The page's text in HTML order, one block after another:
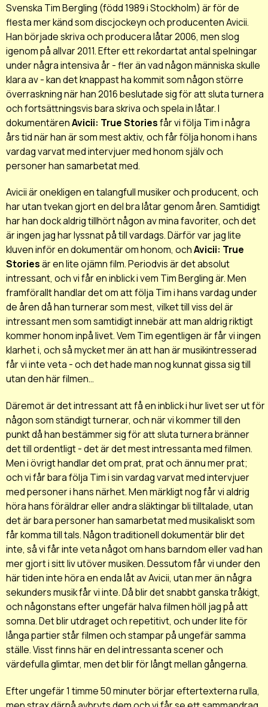
Svenska Tim Bergling (född 1989 i Stockholm) är för de
flesta mer känd som discjockeyn och producenten Avicii.
Han började skriva och producera låtar 2006, men slog
igenom på allvar 2011. Efter ett rekordartat antal spelningar
under några intensiva år - fler än vad någon människa skulle
klara av - kan det knappast ha kommit som någon större
överraskning när han 2016 beslutade sig för att sluta turnera
och fortsättningsvis bara skriva och spela in låtar. I
dokumentärenAvicii: True Storiesfår vi följa Tim i några
års tid när han är som mest aktiv, och får följa honom i hans
vardag varvat med intervjuer med honom själv och
personer han samarbetat med.
Avicii är onekligen en talangfull musiker och producent, och
har utan tvekan gjort en del bra låtar genom åren. Samtidigt
har han dock aldrig tillhört någon av mina favoriter, och det
är ingen jag har lyssnat på till vardags. Därför var jag lite
kluven inför en dokumentär om honom, ochAvicii: True
Storiesär en lite ojämn film. Periodvis är det absolut
intressant, och vi får en inblick i vem Tim Bergling är. Men
framförallt handlar det om att följa Tim i hans vardag under
de åren då han turnerar som mest, vilket till viss del är
intressant men som samtidigt innebär att man aldrig riktigt
kommer honom inpå livet. Vem Tim egentligen är får vi ingen
klarhet i, och så mycket mer än att han är musikintresserad
får vi inte veta - och det hade man nog kunnat gissa sig till
utan den här filmen...
Däremot är det intressant att få en inblick i hur livet ser ut för
någon som ständigt turnerar, och när vi kommer till den
punkt då han bestämmer sig för att sluta turnera bränner
det till ordentligt - det är det mest intressanta med filmen.
Men i övrigt handlar det om prat, prat och ännu mer prat;
och vi får bara följa Tim i sin vardag varvat med intervjuer
med personer i hans närhet. Men märkligt nog får vi aldrig
höra hans föräldrar eller andra släktingar bli tilltalade, utan
det är bara personer han samarbetat med musikaliskt som
får komma till tals. Någon traditionell dokumentär blir det
inte, så vi får inte veta något om hans barndom eller vad han
mer gjort i sitt liv utöver musiken. Dessutom får vi under den
här tiden inte höra en enda låt av Avicii, utan mer än några
sekunders musik får vi inte. Då blir det snabbt ganska tråkigt,
och någonstans efter ungefär halva filmen höll jag på att
somna. Det blir utdraget och repetitivt, och under lite för
långa partier står filmen och stampar på ungefär samma
ställe. Visst finns här en del intressanta scener och
värdefulla glimtar, men det blir för långt mellan gångerna.
Efter ungefär 1 timme 50 minuter börjar eftertexterna rulla,